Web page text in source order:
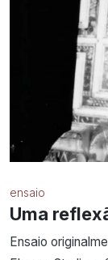
ensaio
Uma
Ensaio